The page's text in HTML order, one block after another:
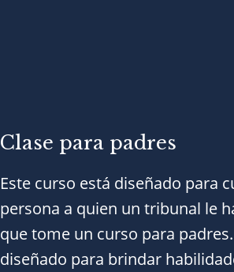
Clase para padres
Este curso está diseñado para
persona a quien un tribunal le
que tome un curso para
diseñado para brindar